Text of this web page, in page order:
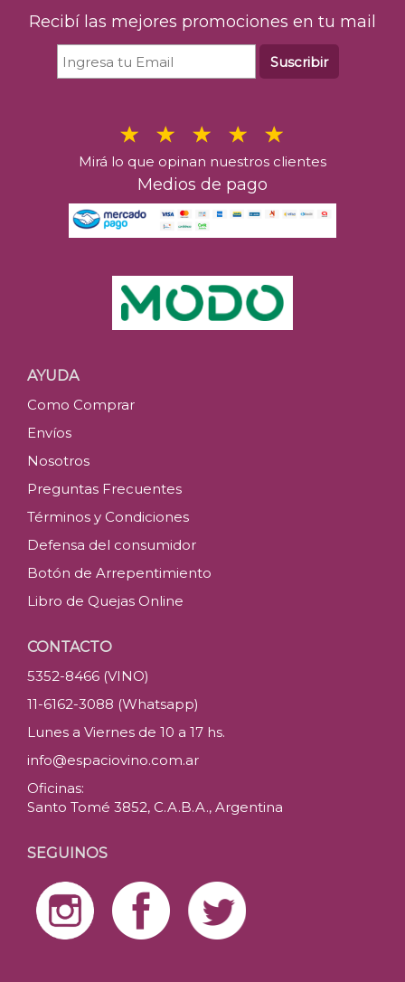
Recibí las mejores promociones en tu mail
Suscribir
Mirá lo que opinan nuestros clientes
Medios de pago
AYUDA
Como Comprar
Envíos
Nosotros
Preguntas Frecuentes
Términos y Condiciones
Defensa del consumidor
Botón de Arrepentimiento
Libro de Quejas Online
CONTACTO
5352-8466 (VINO)
11-6162-3088 (Whatsapp)
Lunes a Viernes de 10 a 17 hs.
info@espaciovino.com.ar
Oficinas:
Santo Tomé 3852, C.A.B.A., Argentina
SEGUINOS